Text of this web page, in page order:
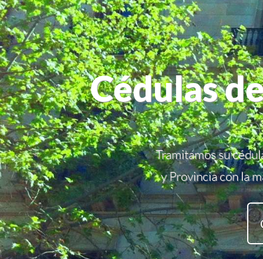
Cédulas
Tramitamos su
y Provincia con la